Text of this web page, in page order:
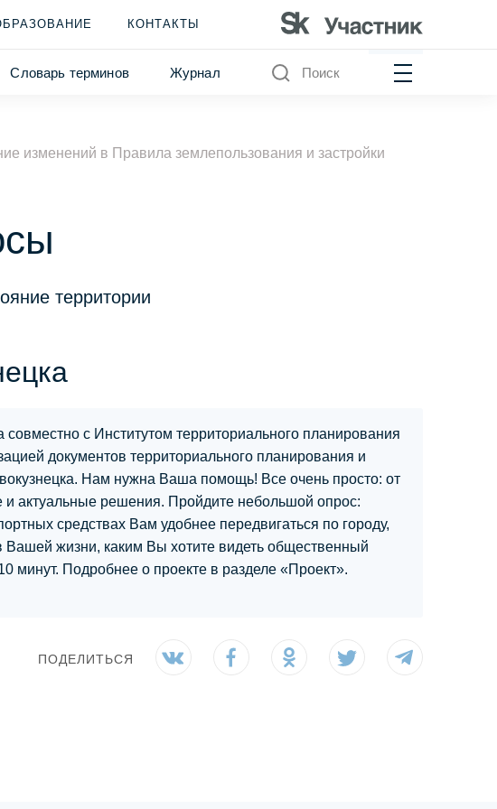
КОНТАКТЫ
Словарь терминов Журнал Поиск
изменений в Правила землепользования и застройки
территории
с Институтом территориального планирования
документов территориального планирования и
Нам нужна Ваша помощь! Все очень просто: от
и актуальные решения. Пройдите небольшой опрос:
средствах Вам удобнее передвигаться по городу,
Вашей жизни, каким Вы хотите видеть общественный
минут. Подробнее о проекте в разделе «Проект».
ПОДЕЛИТЬСЯ